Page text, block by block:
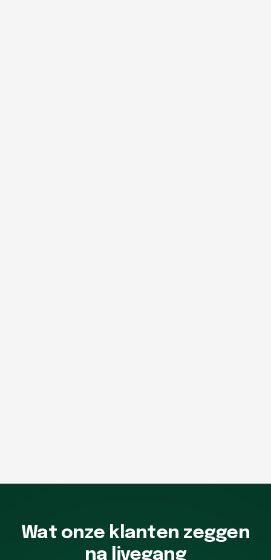
Wat onze klanten zeggen
na livegang